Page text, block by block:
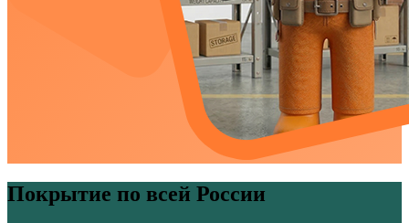
Покрытие по всей России